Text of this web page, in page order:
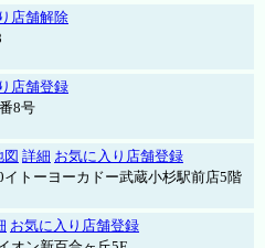
店舗解除
店舗登録
8号
図 詳細 お気に入り店舗登録
トーヨーカドー武蔵小杉駅前店5階
お気に入り店舗登録